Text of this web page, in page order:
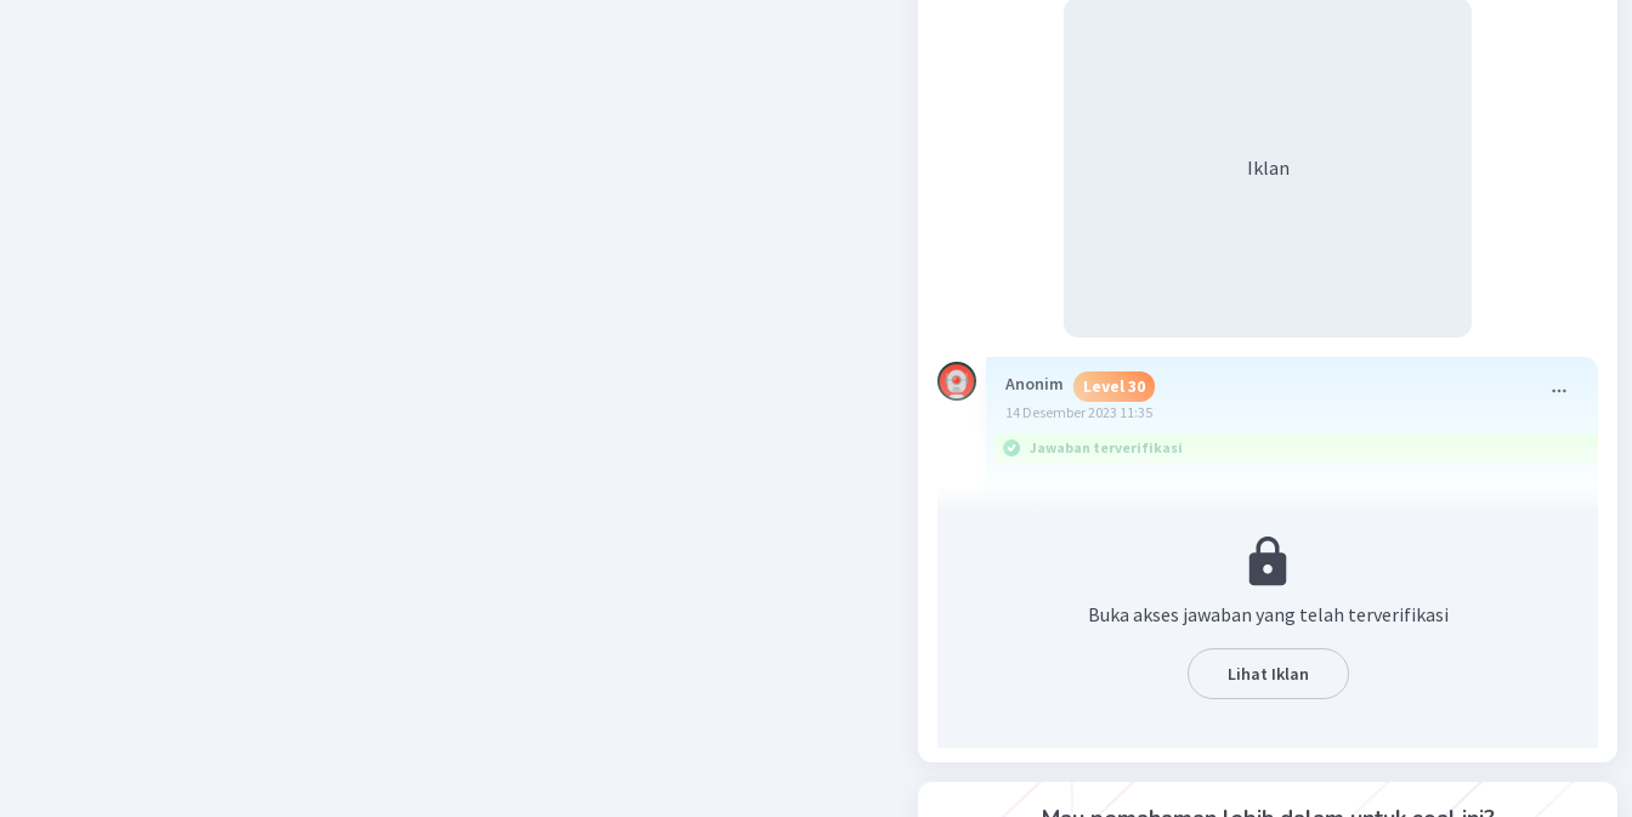
Iklan
Anonim Level 30
14 Desember 2023 11:35
Jawaban terverifikasi
Menurut Peraturan Pemerintah Nomor 18 Tahun 2016 tentang
daerah berdasarkan pertimbangan karakteristik, potensi, dan
kebutuhan daerah. Pemberian APBD dan cakupan tugas juga
merupakan faktor yang mempengaruhi penyusunan perangkat
Buka akses jawaban yang telah terverifikasi
Lihat Iklan